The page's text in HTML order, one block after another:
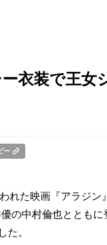
衣装で王女
ー
れた映画『アラジン
の中村倫也ととも
た。